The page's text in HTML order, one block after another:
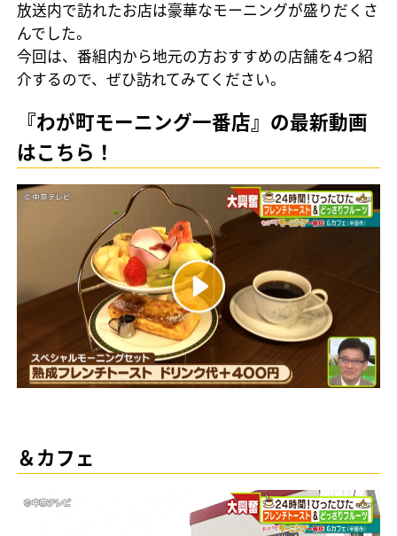
放送内で訪れたお店は豪華なモーニングが盛りだくさ
んでした。
今回は、番組内から地元の方おすすめの店舗を4つ紹
介するので、ぜひ訪れてみてください。
『わが町モーニング一番店』の最新動画
はこちら！
＆カフェ